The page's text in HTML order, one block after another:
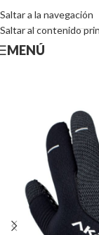
Saltar a la navegación
Saltar al contenido
MENÚ